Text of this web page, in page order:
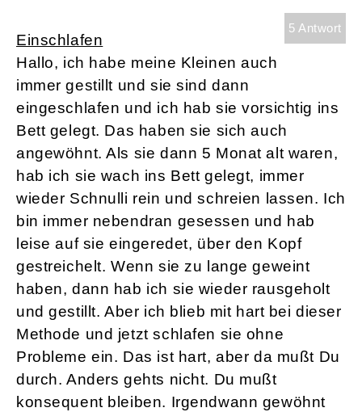
5 Antwort
Einschlafen
Hallo, ich habe meine Kleinen auch
immer gestillt und sie sind dann
eingeschlafen und ich hab sie vorsichtig ins
Bett gelegt. Das haben sie sich auch
angewöhnt. Als sie dann 5 Monat alt waren,
hab ich sie wach ins Bett gelegt, immer
wieder Schnulli rein und schreien lassen. Ich
bin immer nebendran gesessen und hab
leise auf sie eingeredet, über den Kopf
gestreichelt. Wenn sie zu lange geweint
haben, dann hab ich sie wieder rausgeholt
und gestillt. Aber ich blieb mit hart bei dieser
Methode und jetzt schlafen sie ohne
Probleme ein. Das ist hart, aber da mußt Du
durch. Anders gehts nicht. Du mußt
konsequent bleiben. Irgendwann gewöhnt